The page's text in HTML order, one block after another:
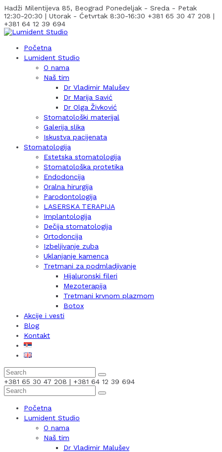
Hadži Milentijeva 85, Beograd Ponedeljak - Sreda - Petak
12:30-20:30 | Utorak - Ćetvrtak 8:30-16:30 +381 65 30 47 208 |
+381 64 12 39 694
Početna
Lumident Studio
O nama
Naš tim
Dr Vladimir Malušev
Dr Marija Savić
Dr Olga Živković
Stomatološki materijal
Galerija slika
Iskustva pacijenata
Stomatologija
Estetska stomatologija
Stomatološka protetika
Endodoncija
Oralna hirurgija
Parodontologija
LASERSKA TERAPIJA
Implantologija
Dečija stomatologija
Ortodoncija
Izbeljivanje zuba
Uklanjanje kamenca
Tretmani za podmladjivanje
Hijaluronski fileri
Mezoterapija
Tretmani krvnom plazmom
Botox
Akcije i vesti
Blog
Kontakt
+381 65 30 47 208 | +381 64 12 39 694
Početna
Lumident Studio
O nama
Naš tim
Dr Vladimir Malušev